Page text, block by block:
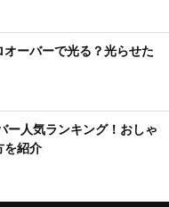
ーバーで光る？光らせた
ー人気ランキング！おしゃ
を紹介